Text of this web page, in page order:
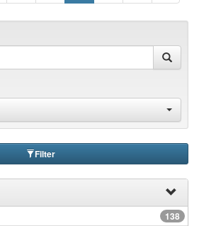
Filter
138